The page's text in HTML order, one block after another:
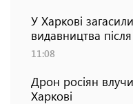
У Харкові
видавництва
11:08
Дрон росіян
Харкові